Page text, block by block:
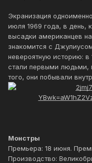
Экранизация
июля 1969 года, в день,
высадки американцев
знакомится с
невероятную историю: в
стали первыми людьми,
того, они побывали
Монстры
Премьера: 18 июня.
Производство: